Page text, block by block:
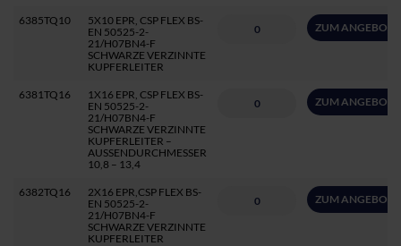
6385TQ10
5X10 EPR, CSP FLEX BS-
EN 50525-2-
21/H07BN4-F
SCHWARZE VERZINNTE
KUPFERLEITER
ZUM ANGEBOT
6381TQ16
1X16 EPR, CSP FLEX BS-
EN 50525-2-
21/H07BN4-F
SCHWARZE VERZINNTE
KUPFERLEITER –
AUSSENDURCHMESSER
10,8 – 13,4
ZUM ANGEBOT
6382TQ16
2X16 EPR,CSP FLEX BS-
EN 50525-2-
21/H07BN4-F
SCHWARZE VERZINNTE
KUPFERLEITER
ZUM ANGEBOT